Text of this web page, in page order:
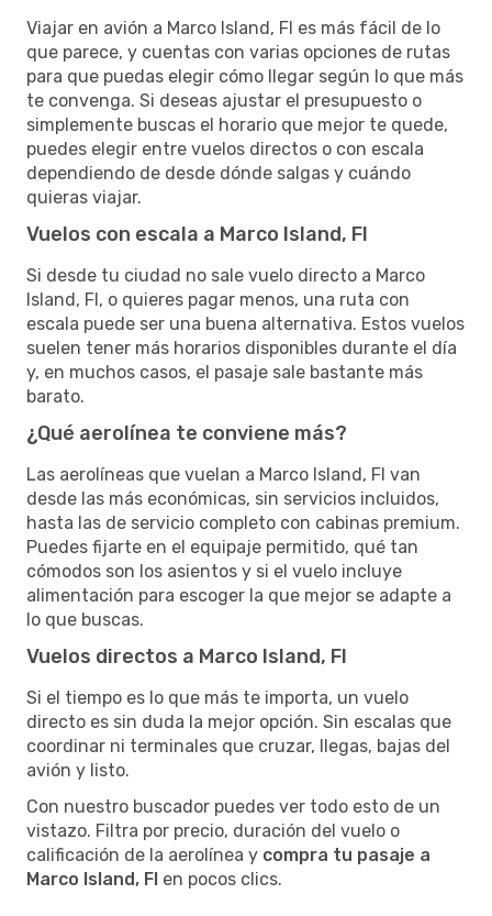
Viajar en avión a Marco Island, Fl es más fácil de lo
que parece, y cuentas con varias opciones de rutas
para que puedas elegir cómo llegar según lo que más
te convenga. Si deseas ajustar el presupuesto o
simplemente buscas el horario que mejor te quede,
puedes elegir entre vuelos directos o con escala
dependiendo de desde dónde salgas y cuándo
quieras viajar.
Vuelos con escala a Marco Island, Fl
Si desde tu ciudad no sale vuelo directo a Marco
Island, Fl, o quieres pagar menos, una ruta con
escala puede ser una buena alternativa. Estos vuelos
suelen tener más horarios disponibles durante el día
y, en muchos casos, el pasaje sale bastante más
barato.
¿Qué aerolínea te conviene más?
Las aerolíneas que vuelan a Marco Island, Fl van
desde las más económicas, sin servicios incluidos,
hasta las de servicio completo con cabinas premium.
Puedes fijarte en el equipaje permitido, qué tan
cómodos son los asientos y si el vuelo incluye
alimentación para escoger la que mejor se adapte a
lo que buscas.
Vuelos directos a Marco Island, Fl
Si el tiempo es lo que más te importa, un vuelo
directo es sin duda la mejor opción. Sin escalas que
coordinar ni terminales que cruzar, llegas, bajas del
avión y listo.
Con nuestro buscador puedes ver todo esto de un
vistazo. Filtra por precio, duración del vuelo o
calificación de la aerolínea y compra tu pasaje a
Marco Island, Fl en pocos clics.